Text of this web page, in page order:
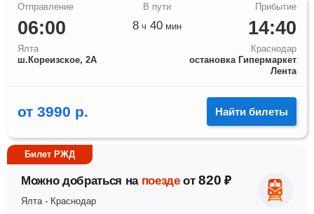
06:00
Ялта
ш.Кореизское, 2А
14:40
Краснодар
остановка Гипермаркет
Лента
8 ч 40 мин
от 3990 р. Найти билеты
Билет РЖД
Можно добраться на поезде от 820 ₽
Ялта- Краснодар